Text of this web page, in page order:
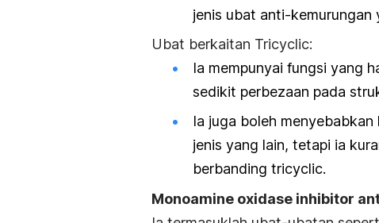
jenis ubat anti-kemurungan
Ubat berkaitan Tricyclic:
Ia mempunyai fungsi yang
sedikit perbezaan pada
Ia juga boleh
jenis yang lain, tetapi ia
berbanding tricyclic.
Monoamine oxidase inhibitor